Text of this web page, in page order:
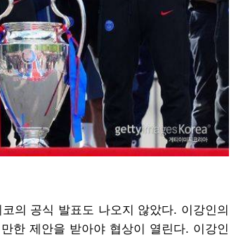
의 공식 발표도 나오지 않았다. 이강인의
한 제안을 받아야 협상이 열린다. 이강인